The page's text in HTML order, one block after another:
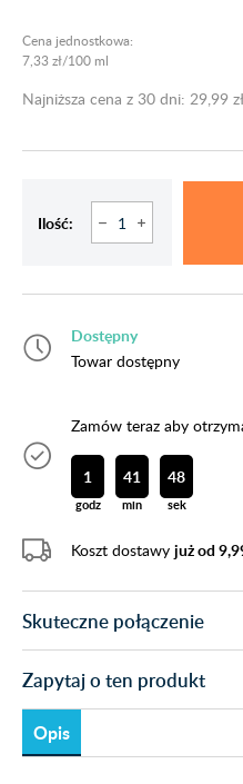
Cena jednostkowa:
7,33 zł/100 ml
Najniższa cena z 30 dni: 29,99 zł
Ilość:
Dostępny
Towar dostępny
Zamów teraz aby
1
godz
41
min
47
sek
Koszt dostawy już od
Skuteczne połączenie
Zapytaj o ten produkt
Opis